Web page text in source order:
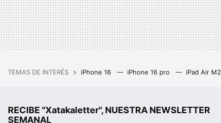
TEMAS DE INTERÉS iPhone 16 iPhone 16 pro iPad Air
RECIBE "Xatakaletter", NUESTRA NEWSLETTER
SEMANAL